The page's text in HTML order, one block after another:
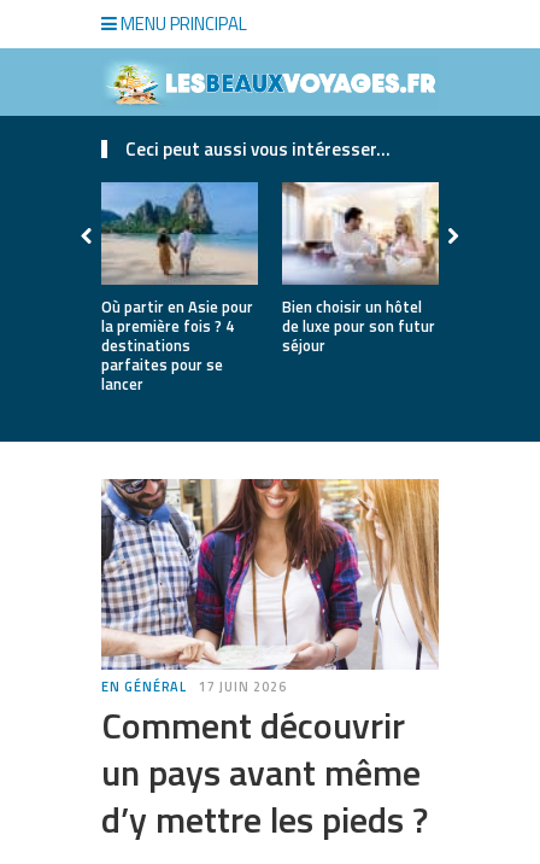
MENU PRINCIPAL
Ceci peut aussi vous intéresser...
Où partir en Asie pour
la première fois ? 4
destinations
parfaites pour se
lancer
Bien choisir un hôtel
de luxe pour son futur
séjour
EN GÉNÉRAL 17 JUIN 2026
Comment découvrir
un pays avant même
d’y mettre les pieds ?